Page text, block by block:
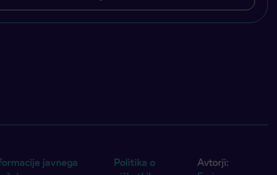
javnega
Politika o
Avtorji: